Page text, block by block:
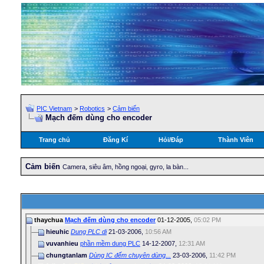
PIC Vietnam > Robotics > Cảm biến
Mạch đếm dùng cho encoder
Trang chủ Đăng Kí Hỏi/Ðáp Thành Viên
Cảm biến Camera, siêu âm, hồng ngoại, gyro, la bàn...
thaychua Mạch đếm dùng cho encoder01-12-2005, 05:02 PM
hieuhic Dung PLC di21-03-2006, 10:56 AM
vuvanhieu phần mềm dung PLC 14-12-2007, 12:31 AM
chungtanlam Dùng IC đếm chuyên dùng... 23-03-2006, 11:42 PM